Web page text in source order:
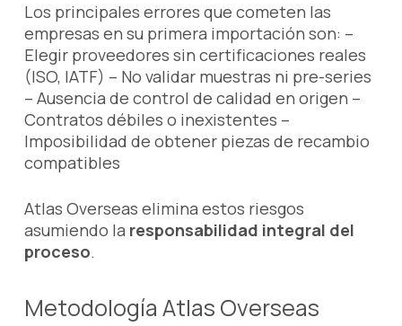
Los principales errores que cometen las
empresas en su primera importación son: –
Elegir proveedores sin certificaciones reales
(ISO, IATF) – No validar muestras ni pre-series
– Ausencia de control de calidad en origen –
Contratos débiles o inexistentes –
Imposibilidad de obtener piezas de recambio
compatibles
Atlas Overseas elimina estos riesgos
asumiendo la responsabilidad integral del
proceso.
Metodología Atlas Overseas